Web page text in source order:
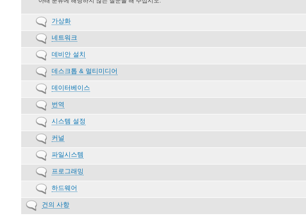
No
new
posts
가상화
No
new
posts
네트워크
No
new
posts
데비안 설치
No
new
posts
데스크톱 & 멀티미디어
No
new
posts
데이터베이스
No
new
posts
번역
No
new
posts
시스템 설정
No
new
posts
커널
No
new
posts
파일시스템
No
new
posts
프로그래밍
No
new
posts
하드웨어
No
new
건의 사항